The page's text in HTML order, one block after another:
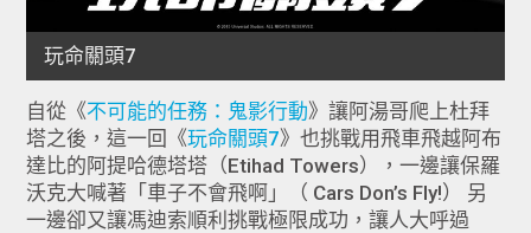
自從《不可能的任務：鬼影行動》讓阿湯哥爬上杜拜
塔之後，這一回《玩命關頭7》也挑戰用飛車飛越阿布
達比的阿提哈德塔塔（Etihad Towers），一邊讓保羅
沃克大喊著「車子不會飛啊」（ Cars Don’s Fly!） 另
一邊卻又讓馮迪索順利挑戰極限成功，讓人大呼過